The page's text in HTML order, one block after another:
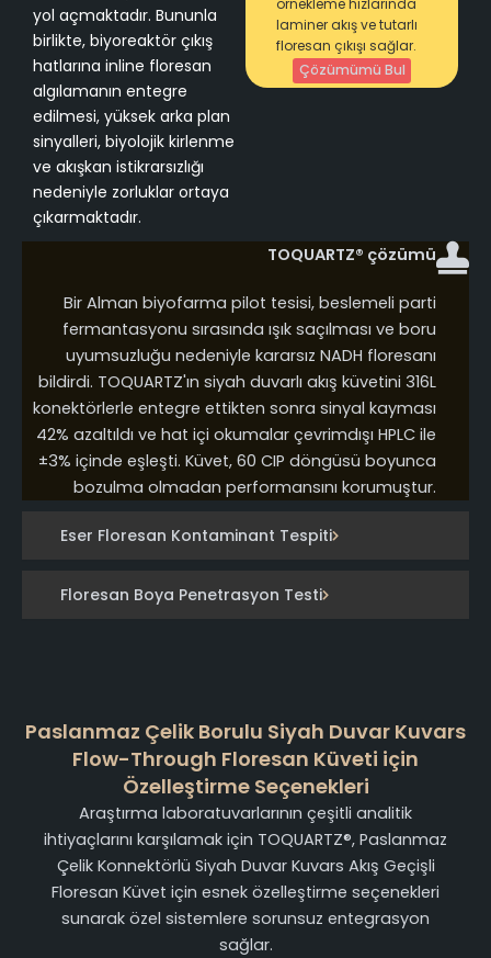
Eser Floresan Kontaminant Tespiti
Floresan Boya Penetrasyon Testi
yol açmaktadır. Bununla
birlikte, biyoreaktör çıkış
hatlarına inline floresan
algılamanın entegre
edilmesi, yüksek arka plan
sinyalleri, biyolojik kirlenme
ve akışkan istikrarsızlığı
nedeniyle zorluklar ortaya
çıkarmaktadır.
örnekleme hızlarında
laminer akış ve tutarlı
floresan çıkışı sağlar.
Çözümümü Bul
TOQUARTZ® çözümü
Bir Alman biyofarma pilot tesisi, beslemeli parti
fermantasyonu sırasında ışık saçılması ve boru
uyumsuzluğu nedeniyle kararsız NADH floresanı
bildirdi. TOQUARTZ'ın siyah duvarlı akış küvetini 316L
konektörlerle entegre ettikten sonra sinyal kayması
42% azaltıldı ve hat içi okumalar çevrimdışı HPLC ile
±3% içinde eşleşti. Küvet, 60 CIP döngüsü boyunca
bozulma olmadan performansını korumuştur.
Paslanmaz Çelik Borulu Siyah Duvar Kuvars
Flow-Through Floresan Küveti için
Özelleştirme Seçenekleri
Araştırma laboratuvarlarının çeşitli analitik
ihtiyaçlarını karşılamak için TOQUARTZ®, Paslanmaz
Çelik Konnektörlü Siyah Duvar Kuvars Akış Geçişli
Floresan Küvet için esnek özelleştirme seçenekleri
sunarak özel sistemlere sorunsuz entegrasyon
sağlar.